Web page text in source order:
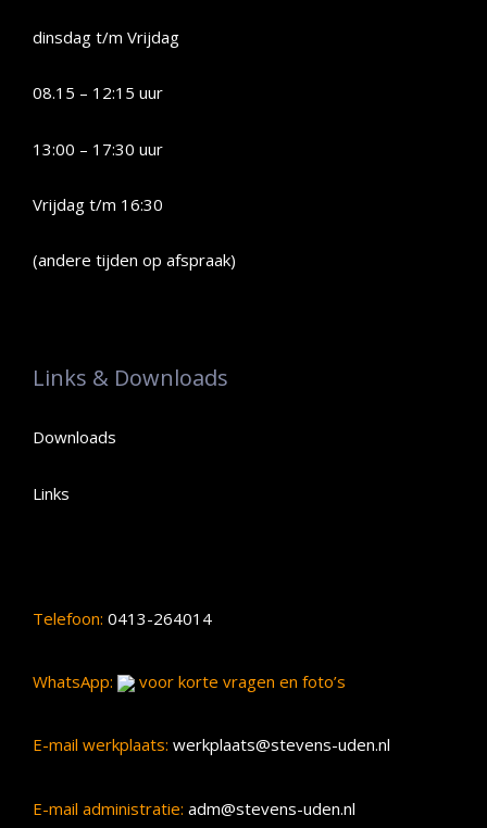
dinsdag t/m Vrijdag
08.15 – 12:15 uur
13:00 – 17:30 uur
Vrijdag t/m 16:30
(andere tijden op afspraak)
Links & Downloads
Downloads
Links
Telefoon: 0413-264014
WhatsApp: voor korte vragen en foto’s
E-mail werkplaats: werkplaats@stevens-uden.nl
E-mail administratie: adm@stevens-uden.nl